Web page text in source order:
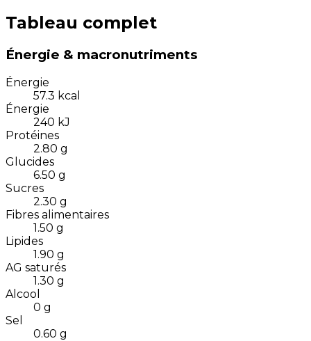
Tableau complet
Énergie & macronutriments
Énergie
57.3 kcal
Énergie
240 kJ
Protéines
2.80 g
Glucides
6.50 g
Sucres
2.30 g
Fibres alimentaires
1.50 g
Lipides
1.90 g
AG saturés
1.30 g
Alcool
0 g
Sel
0.60 g